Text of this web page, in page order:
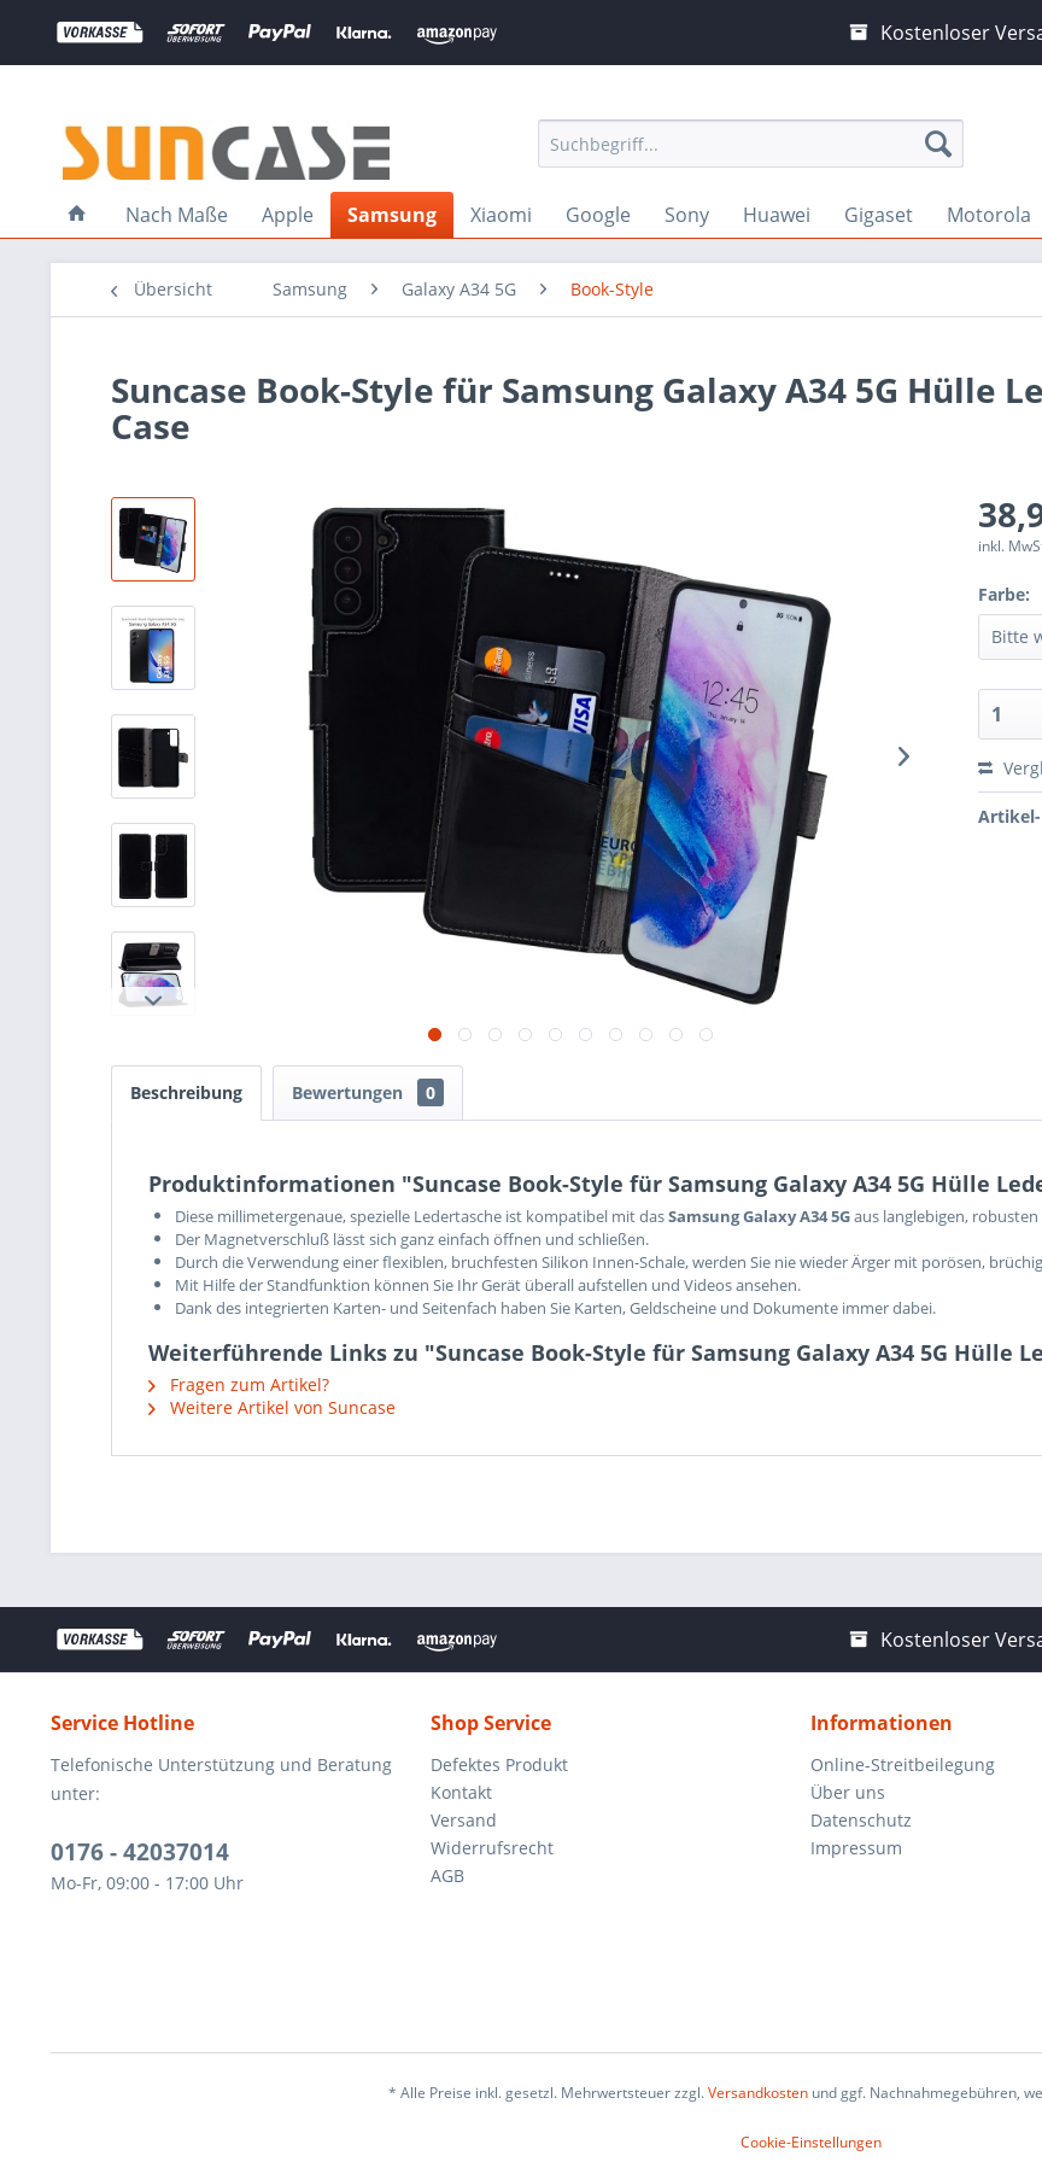
Kostenloser
Nach Maße Apple Samsung Xiaomi Google Sony Huawei Gigaset Motorola
Übersicht Samsung Galaxy A34 5G Book-Style
Suncase Book-Style für Samsung Galaxy A34 5G Hülle
Case
inkl.
Farbe:
Beschreibung Bewertungen 0
Produktinformationen "Suncase Book-Style für Samsung Galaxy A34 5G Hülle
Diese millimetergenaue, spezielle Ledertasche ist kompatibel mit dasSamsung Galaxy A34 5Gaus langlebigen,
Der Magnetverschluß lässt sich ganz einfach öffnen und schließen.
Durch die Verwendung einer flexiblen, bruchfesten Silikon Innen-Schale, werden Sie nie wieder Ärger mit porösen,
Mit Hilfe der Standfunktion können Sie Ihr Gerät überall aufstellen und Videos ansehen.
Dank des integrierten Karten- und Seitenfach haben Sie Karten, Geldscheine und Dokumente immer dabei.
Weiterführende Links zu "Suncase Book-Style für Samsung Galaxy A34 5G Hülle
Fragen zum Artikel?
Weitere Artikel von Suncase
Kostenloser
Service Hotline
Telefonische Unterstützung und Beratung
unter:
0176 - 42037014
Mo-Fr, 09:00 - 17:00 Uhr
Shop Service
Defektes Produkt
Kontakt
Versand
Widerrufsrecht
AGB
Informationen
Online-Streitbeilegung
Über uns
Datenschutz
Impressum
* Alle Preise inkl. gesetzl. Mehrwertsteuer zzgl.Versandkostenund ggf. Nachnahmegebühren,
Cookie-Einstellungen